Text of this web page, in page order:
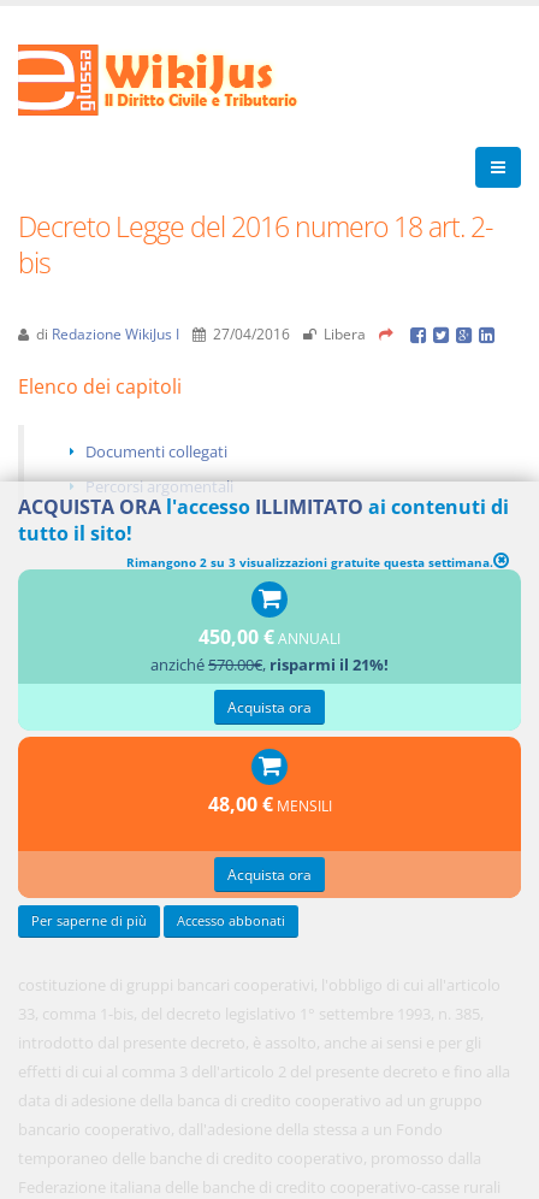
Decreto Legge del 2016 numero 18 art. 2-
bis
di Redazione WikiJus I 27/04/2016 Libera
Elenco dei capitoli
Documenti collegati
Percorsi argomentali
FONDO TEMPORANEO DELLE BANCHE DI CREDITO COOPERATIVO
costituzione di gruppi bancari cooperativi, l'obbligo di cui all'articolo
33, comma 1-bis, del decreto legislativo 1° settembre 1993, n. 385,
introdotto dal presente decreto, è assolto, anche ai sensi e per gli
effetti di cui al comma 3 dell'articolo 2 del presente decreto e fino alla
data di adesione della banca di credito cooperativo ad un gruppo
bancario cooperativo, dall'adesione della stessa a un Fondo
temporaneo delle banche di credito cooperativo, promosso dalla
Federazione italiana delle banche di credito cooperativo-casse rurali
ACQUISTA ORA l'accesso ILLIMITATO ai contenuti di
tutto il sito!
Rimangono 2 su 3 visualizzazioni gratuite questa settimana.
450,00 €ANNUALI
anziché570.00€, risparmi il 21%!
Acquista ora
48,00 € MENSILI
Acquista ora
Per saperne di più Accesso abbonati